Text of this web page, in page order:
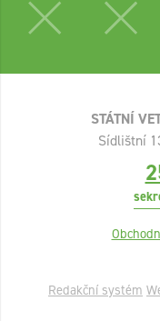
STÁTNÍ
Sídlištní
Redakční systém